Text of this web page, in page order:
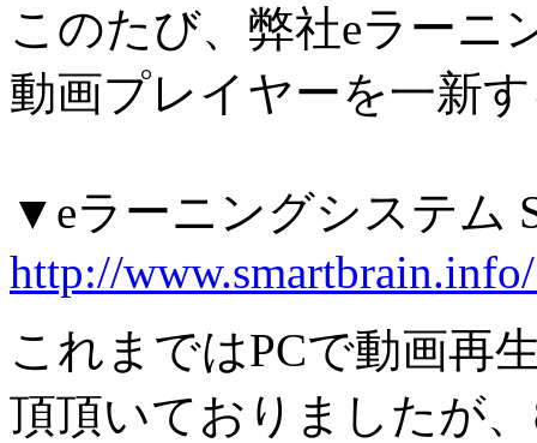
このたび、弊社eラーニ
動画プレイヤーを一新
▼eラーニングシステム
http://
これまではPCで動画再
頂頂いておりましたが